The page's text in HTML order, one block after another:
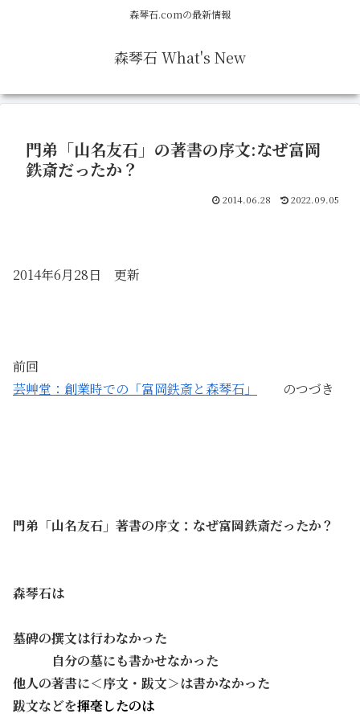
森琴石.comの最新情報
森琴石 What's New
門弟「山名友石」の著書の序文:なぜ富岡
鉄斎だったか？
2014.06.28 2022.09.05
2014年6月28日 更新
前回
芸艸堂：創業時での「富岡鉄斎と森琴石」
のつづき
門弟「山名友石」著書の序文：なぜ富岡鉄斎だったか？
森琴石は
墓碑の撰文は行わなかった
自分の墓にも書かせなかった
他人の著書に＜序文・跋文＞は書かなかった
跋文などを揮毫したのは